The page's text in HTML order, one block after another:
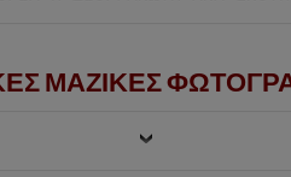
ΜΑΖΙΚΕΣ